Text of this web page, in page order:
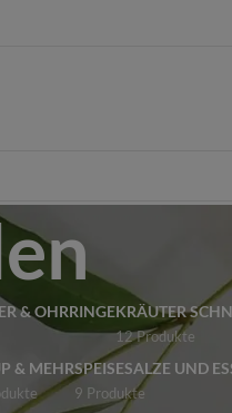
& OHRRINGEKRÄUTER
12 Produkte
& MEHRSPEISESALZE UND
9 Produkte